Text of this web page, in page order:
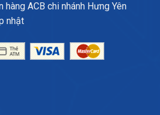
ACB chi nhánh Hưng Yên
nhật